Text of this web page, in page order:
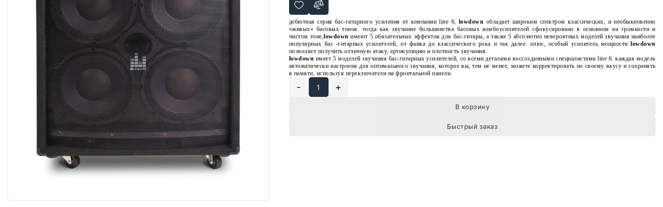
дебютная серия бас-гитарного усиления от компании line 6, lowdown обладает широким спектром классических, и необыкновенно
«живых» басовых тонов. тогда как звучание большинства басовых комбоусилителей сфокусировано в основном на громкости и
чистом тоне,lowdown имеют 5 обязательных эффектов для бас-гитары, а также 5 абсолютно невероятных моделей звучания наиболее
популярных бас -гитарных усилителей, от фанка до классического рока и так далее. плюс, особый усилитель мощностиlowdown
позволяет получить отличную атаку, артикуляцию и плотность звучания.
lowdown имеет 5 моделей звучания бас-гитарных усилителей, со всеми деталями воссозданными специалистами line 6. каждая модель
автоматически настроена для оптимального звучания, которое вы, тем не менее, можете корректировать по своему вкусу и сохранять
в памяти, используя переключатели на фронтальной панели.
- +
В корзину
Быстрый заказ